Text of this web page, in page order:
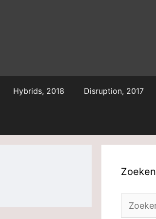
Hybrids, 2018 Disruption, 2017
Zoeken
naar: